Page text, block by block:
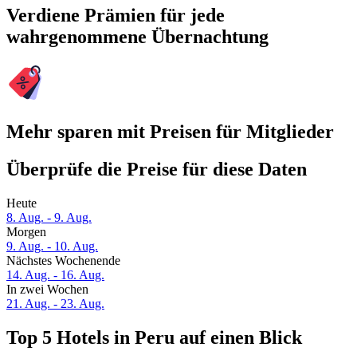
Verdiene Prämien für jede
wahrgenommene Übernachtung
Mehr sparen mit Preisen für Mitglieder
Überprüfe die Preise für diese Daten
Heute
8. Aug. - 9. Aug.
Morgen
9. Aug. - 10. Aug.
Nächstes Wochenende
14. Aug. - 16. Aug.
In zwei Wochen
21. Aug. - 23. Aug.
Top 5 Hotels in Peru auf einen Blick